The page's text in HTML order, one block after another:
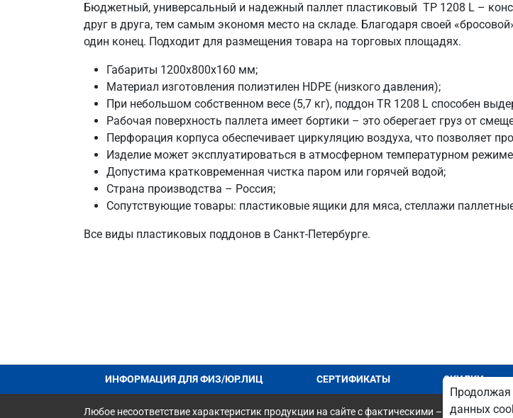
Бюджетный, универсальный и надежный паллет пластиковый ТР 1208 L –
друг в друга, тем самым экономя место на складе. Благодаря своей
один конец. Подходит для размещения товара на торговых площадях.
Габариты 1200х800х160 мм;
Материал изготовления полиэтилен HDPE (низкого давления);
При небольшом собственном весе (5,7 кг), поддон TR 1208 L способен
Рабочая поверхность паллета имеет бортики – это оберегает груз от
Перфорация корпуса обеспечивает циркуляцию воздуха, что позволяет
Изделие может эксплуатироваться в атмосферном температурном
Допустима кратковременная чистка паром или горячей водой;
Страна производства – Россия;
Сопутствующие товары: пластиковые ящики для мяса, стеллажи
Все виды пластиковых поддонов в Санкт‑Петербурге.
ИНФОРМАЦИЯ ДЛЯ ФИЗ/ЮР.ЛИЦ СЕРТИФИКАТЫ СКИДКИ
Любое несоответствие характеристик продукции на сайте с фактическими – является
Продолжая
данных